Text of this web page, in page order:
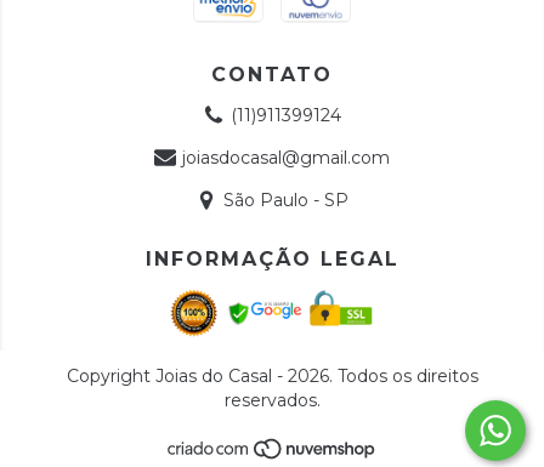
CONTATO
(11)911399124
joiasdocasal@gmail.com
São Paulo - SP
INFORMAÇÃO LEGAL
Copyright Joias do Casal - 2026. Todos os direitos
reservados.